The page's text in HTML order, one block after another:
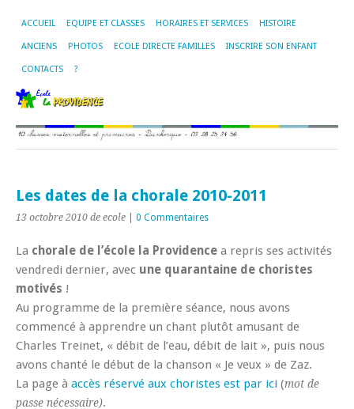
ACCUEIL EQUIPE ET CLASSES HORAIRES ET SERVICES HISTOIRE
ANCIENS PHOTOS ECOLE DIRECTE FAMILLES INSCRIRE SON ENFANT
CONTACTS ?
Les dates de la chorale 2010-2011
13 octobre 2010 de ecole 0 Commentaires
La chorale de l’école la Providence a repris ses activités
vendredi dernier, avec une quarantaine de choristes
motivés !
Au programme de la première séance, nous avons
commencé à apprendre un chant plutôt amusant de
Charles Treinet, « débit de l’eau, débit de lait », puis nous
avons chanté le début de la chanson « Je veux » de Zaz.
La page à accès réservé aux choristes est par ici (mot de
passe nécessaire).